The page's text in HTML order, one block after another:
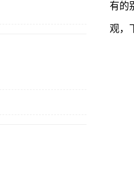
有的
观，